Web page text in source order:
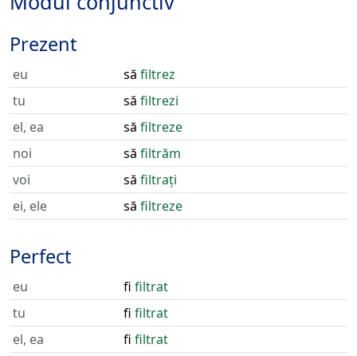
Prezent
eu să filtrez
tu
să filtrezi
el, ea
să filtreze
noi
să filtrăm
voi
să filtrați
ei, ele
să filtreze
Perfect
eu fi filtrat
tu
fi filtrat
el, ea
fi filtrat